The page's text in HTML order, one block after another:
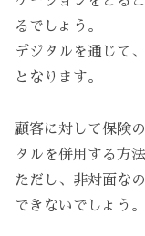
るでしょう。
デジタルを通じて
となります。
顧客に対して保険
タルを併用する方
ただし、非対面な
できないでしょう。